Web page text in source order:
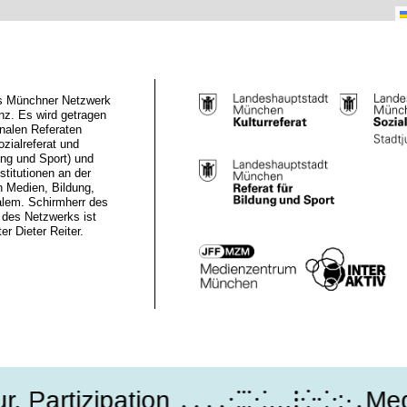
Netzwerk
Es wird getragen
Referaten
und
und Sport) und
an der
Medien, Bildung,
Schirmherr des
Netzwerks ist
Dieter Reiter.